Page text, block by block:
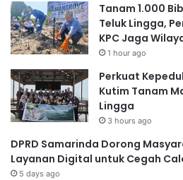
Tanam 1.000
Teluk Lingga,
KPC Jaga
1 hour ago
Perkuat
Kutim Tanam
Lingga
3 hours ago
DPRD Samarinda Dorong
Layanan Digital untuk Cegah
5 days ago